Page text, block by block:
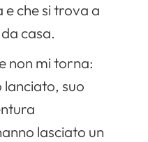
e che si trova a
casa.
non mi torna:
lanciato, suo
lasciato un